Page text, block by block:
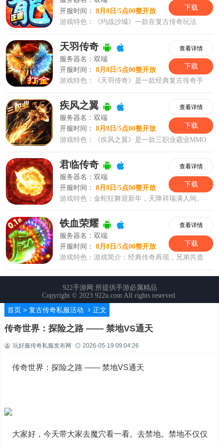
首页> 复古传奇私服活动 正文
传奇世界：探险之路 —— 禁地VS通天
玩好服传奇私服发布网 2026-05-19 09:04:26
传奇世界：探险之路 —— 禁地VS通天
大家好，今天带大家去魔穴看一看。去禁地。禁地不仅仅